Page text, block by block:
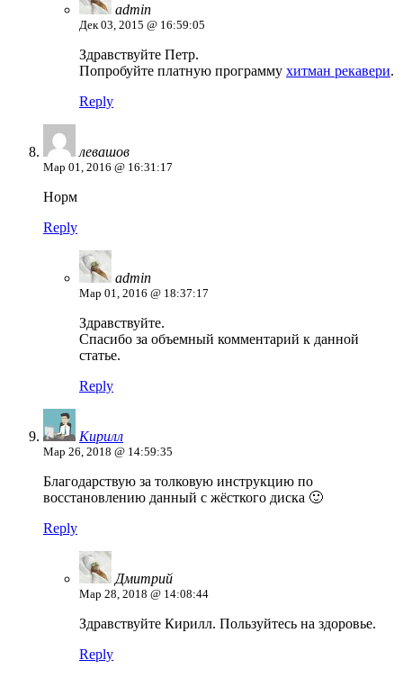
admin
Дек 03, 2015 @ 16:59:05
Здравствуйте Петр.
Попробуйте платную программу хитман рекавери.
Reply
левашов
Мар 01, 2016 @ 16:31:17
Норм
Reply
admin
Мар 01, 2016 @ 18:37:17
Здравствуйте.
Спасибо за объемный комментарий к данной
статье.
Reply
Кирилл
Мар 26, 2018 @ 14:59:35
Благодарствую за толковую инструкцию по
восстановлению данный с жёсткого диска 🙂
Reply
Дмитрий
Мар 28, 2018 @ 14:08:44
Здравствуйте Кирилл. Пользуйтесь на здоровье.
Reply